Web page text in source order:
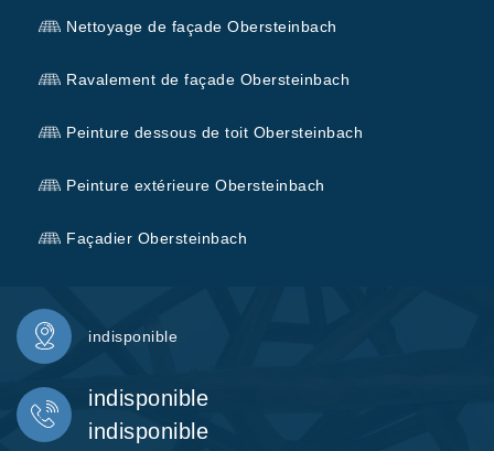
Nettoyage de façade Obersteinbach
Ravalement de façade Obersteinbach
Peinture dessous de toit Obersteinbach
Peinture extérieure Obersteinbach
Façadier Obersteinbach
indisponible
indisponible
indisponible